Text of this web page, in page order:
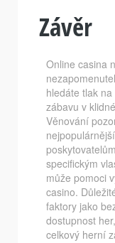
Závěr
Online casina
hledáte tlak
zábavu v
Věnování
specifickým
může pomoci
casino.
faktory jako
dostupnost
celkový herní